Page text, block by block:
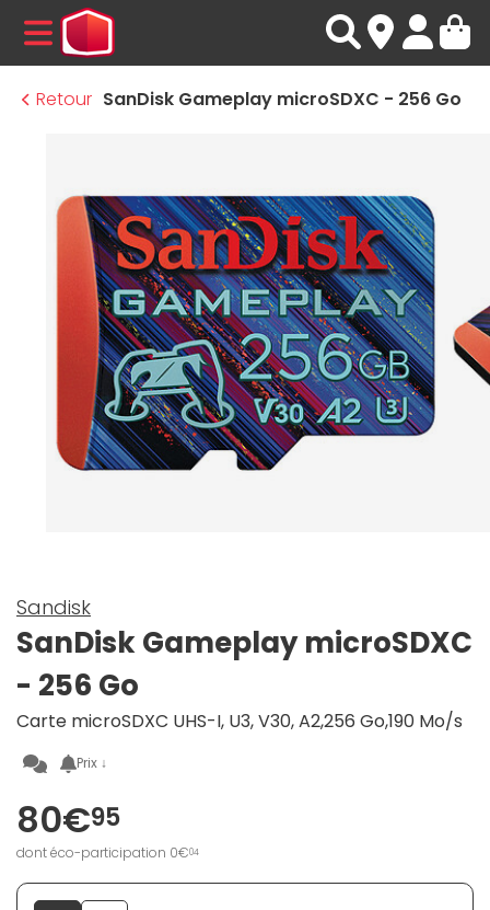
MENU
Retour SanDisk Gameplay microSDXC - 256 Go
Sandisk
SanDisk Gameplay microSDXC
- 256 Go
Carte microSDXC UHS-I, U3, V30, A2,256 Go,190 Mo/s
Prix ↓
80€95
dont éco-participation 0€04